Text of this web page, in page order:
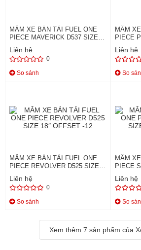
MÂM XE BÁN TẢI FUEL ONE
PIECE MAVERICK D537 SIZE
Liên hệ
0
So sánh
MÂM
PIECE
Liên hệ
So
MÂM XE BÁN TẢI FUEL ONE
PIECE REVOLVER D525 SIZE
Liên hệ
0
So sánh
MÂM
PIECE
Liên hệ
So
Xem thêm 7 sản phẩm của